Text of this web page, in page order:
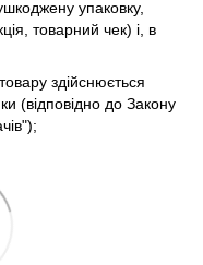
упаковку,
товарний чек) і, в
здійснюється
(відповідно до Закону